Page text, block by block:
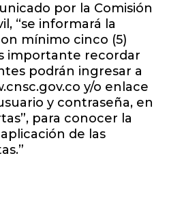
por la Comisión
“se informará la
mínimo cinco (5)
importante recordar
podrán ingresar a
y/o enlace
y contraseña, en
para conocer la
de las